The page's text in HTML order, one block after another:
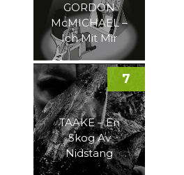
GORDON
McMICHAEL –
Ich Mit Mir
TAAKE – En
Skog Av
Nidstang
7